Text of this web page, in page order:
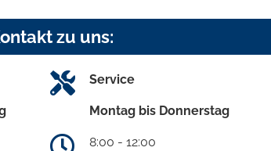
zu uns:
Service
Montag bis Donnerstag
8:00 - 12:00